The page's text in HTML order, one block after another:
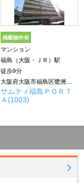
掲載物件有
マンション
福島（大阪・ＪＲ）駅
徒歩9分
サムティ福島ＰＯＲＴ
Ａ(1003)